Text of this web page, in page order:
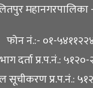
फोन नं.:- ०१-
दर्ता प्र.प.नं.:
सूचीकरण प्र.प.नं.: